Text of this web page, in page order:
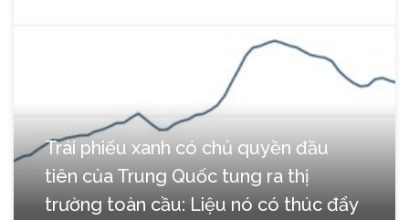
Trái phiếu xanh có chủ quyền đầu
tiên của Trung Quốc tung ra thị
trường toàn cầu: Liệu nó có thúc đẩy